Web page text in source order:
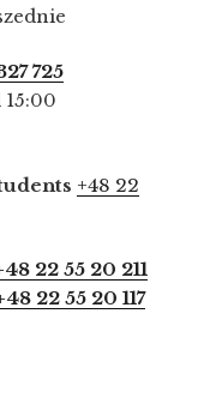
725
+48 22
22 55 20 211
22 55 20 117